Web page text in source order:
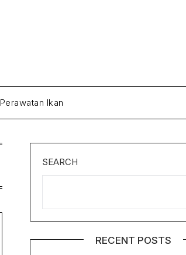
Perawatan Ikan
SEARCH
RECENT POSTS